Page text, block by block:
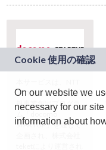
ドコモグループの新
規事業創出プログラ
ム「docomo
STARTUP」を通じて
On our website we
necessary for our
information about